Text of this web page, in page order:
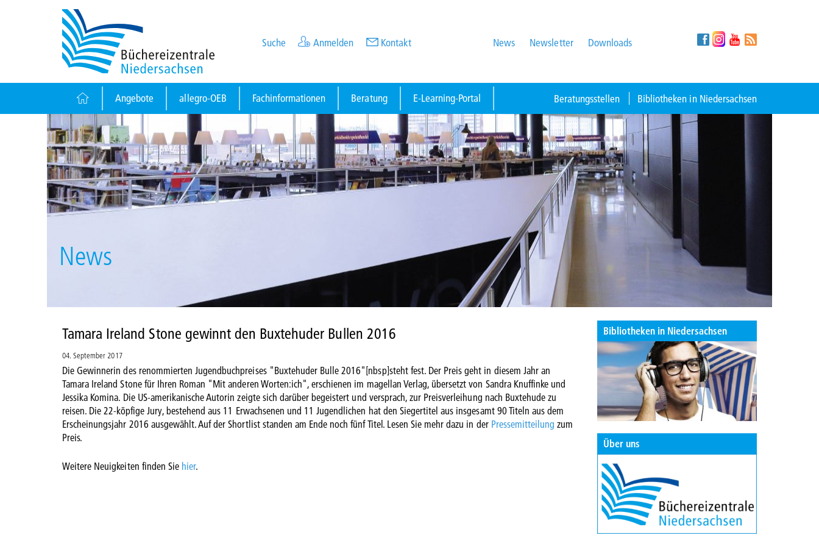
Suche Anmelden Kontakt News Newsletter Downloads
Angebote allegro-OEB Fachinformationen Beratung E-Learning-Portal Beratungsstellen Bibliotheken in Niedersachsen
News
Tamara Ireland Stone gewinnt den Buxtehuder Bullen 2016
04. September 2017
Die Gewinnerin des renommierten Jugendbuchpreises "Buxtehuder Bulle 2016"[nbsp]steht fest. Der Preis geht in diesem Jahr an
Tamara Ireland Stone für Ihren Roman "Mit anderen Worten:ich", erschienen im magellan Verlag, übersetzt von Sandra Knuffinke und
Jessika Komina. Die US-amerikanische Autorin zeigte sich darüber begeistert und versprach, zur Preisverleihung nach Buxtehude zu
reisen. Die 22-köpfige Jury, bestehend aus 11 Erwachsenen und 11 Jugendlichen hat den Siegertitel aus insgesamt 90 Titeln aus dem
Erscheinungsjahr 2016 ausgewählt. Auf der Shortlist standen am Ende noch fünf Titel. Lesen Sie mehr dazu in der Pressemitteilungzum
Preis.
Weitere Neuigkeiten finden Sie hier.
Bibliotheken in Niedersachsen
Über uns